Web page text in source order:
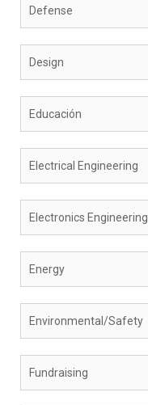
Defense
Design
Educación
Electrical Engineering
Electronics Engineering
Energy
Environmental/Safety
Fundraising